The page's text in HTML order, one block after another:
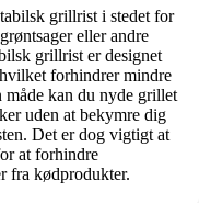
grillrist i stedet for
eller andre
grillrist er designet
forhindrer mindre
måde kan du nyde grillet
uden at bekymre dig
Det er dog vigtigt at
at forhindre
fra kødprodukter.